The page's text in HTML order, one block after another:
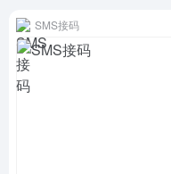
SMS接码